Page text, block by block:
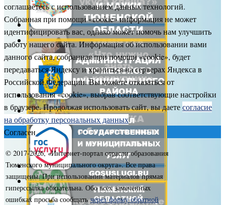
соглашаетесь с использованием данных технологий.
Собранная при помощи «cookie» информация не может
идентифицировать вас, однако может помочь нам улучшить
работу нашего сайта. Информация об использовании вами
данного сайта, собранная при помощи «cookie», будет
передаваться Яндексу и храниться на серверах Яндекса в
Российской Федерации. Вы можете отказаться от
использования «cookie», выбрав соответствующие настройки
в браузере. Продолжая использовать сайт, вы даетесогласие
на обработку персональных данных
Согласен
© 2017-2026, «Интернет-портал отрасли образования
Тюменского муниципального округа». Все права
защищены. При использовании материалов прямая
гиперссылка обязательна. Обо всех замеченных
ошибках просьба сообщатьчерез форму обратной